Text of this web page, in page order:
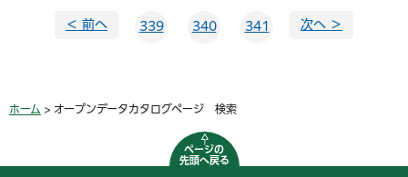
＜ 前へ 339 340 341 次へ ＞
ホーム > オープンデータカタログページ 検索
ページの
先頭へ戻る